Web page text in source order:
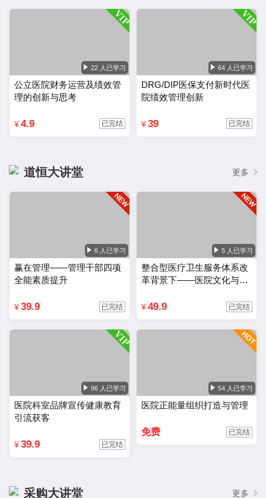
22 人已学习
公立医院财务运营及绩效管
理的创新与思考
¥ 4.9 已完结
64 人已学习
DRG/DIP医保支付新时代医
院绩效管理创新
¥ 39 已完结
道恒大讲堂 更多
6 人已学习
赢在管理——管理干部四项
全能素质提升
¥ 39.9 已完结
5 人已学习
整合型医疗卫生服务体系改
革背景下——医院文化与品
¥ 49.9 已完结
96 人已学习
医院科室品牌宣传健康教育
引流获客
¥ 39.9 已完结
54 人已学习
医院正能量组织打造与管理
免费 已完结
采购大讲堂 更多